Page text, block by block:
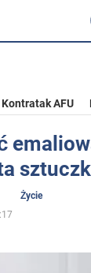
Kontratak AFU
Życie